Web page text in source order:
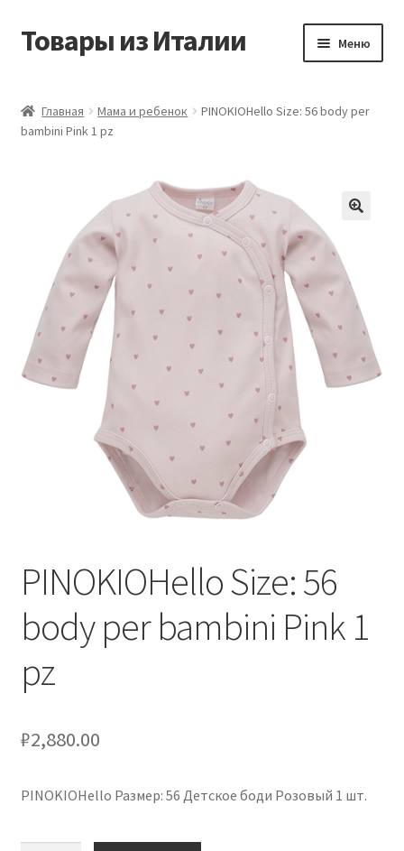
Перейти
Перейти
Товары из Италии Меню
Виды доставки
Магазин
Мой аккаунт
Оставить отзыв
Оформление заказа
Главная Мама и ребенок
PINOKIOHello Size: 56 body per
bambini Pink 1 pz
PINOKIOHello Size: 56
body per bambini Pink 1
pz
₽2,880.00
PINOKIOHello Размер: 56 Детское боди Розовый 1 шт.